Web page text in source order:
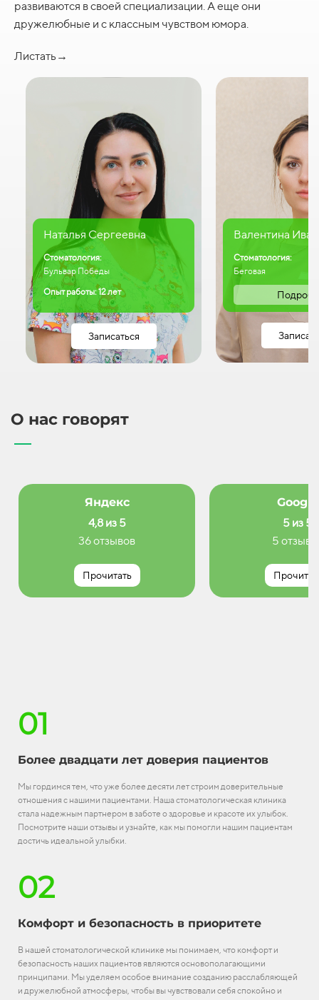
развиваются в своей специализации. А еще они
дружелюбные и с классным чувством юмора.
Листать→
Наталья Сергеевна
Стоматология:
Бульвар Победы
Опыт работы: 12 лет
Записаться
Валентина
Стоматология:
Беговая
О нас говорят
Яндекс
4,8 из 5
36 отзывов
Прочитать
Google
5 из 5
5
01
Более двадцати лет доверия пациентов
Мы гордимся тем, что уже более десяти лет строим доверительные
отношения с нашими пациентами. Наша стоматологическая клиника
стала надежным партнером в заботе о здоровье и красоте их улыбок.
Посмотрите наши отзывы и узнайте, как мы помогли нашим пациентам
достичь идеальной улыбки.
02
Комфорт и безопасность в приоритете
В нашей стоматологической клинике мы понимаем, что комфорт и
безопасность наших пациентов являются основополагающими
принципами. Мы уделяем особое внимание созданию расслабляющей
и дружелюбной атмосферы, чтобы вы чувствовали себя спокойно и